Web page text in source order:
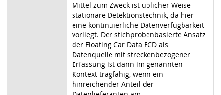
Mittel zum Zweck ist üblicher Weise
stationäre Detektionstechnik, da hier
eine kontinuierliche Datenverfügbarkeit
vorliegt. Der stichprobenbasierte Ansatz
der Floating Car Data FCD als
Datenquelle mit streckenbezogener
Erfassung ist dann im genannten
Kontext tragfähig, wenn ein
hinreichender Anteil der